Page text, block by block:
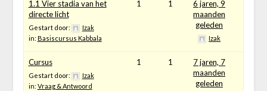
1.1 Vier stadia van het
directe licht
Gestart door:
Izak
in: Basiscursus Kabbala
1 1
6 jaren, 9
maanden
geleden
Izak
Cursus
Gestart door:
Izak
in: Vraag & Antwoord
1 1
7 jaren, 7
maanden
geleden